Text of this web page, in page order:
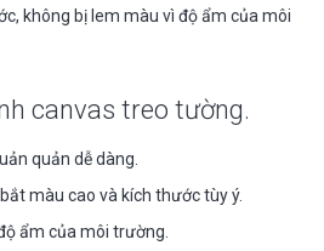
không bị lem màu vì độ ẩm của môi
canvas treo tường.
quản dễ dàng.
màu cao và kích thước tùy ý.
ẩm của môi trường.